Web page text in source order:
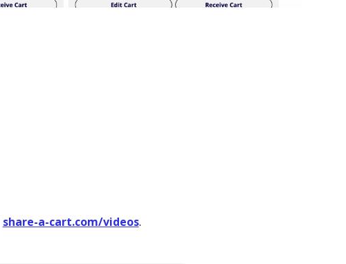
share-a-cart.com/videos.